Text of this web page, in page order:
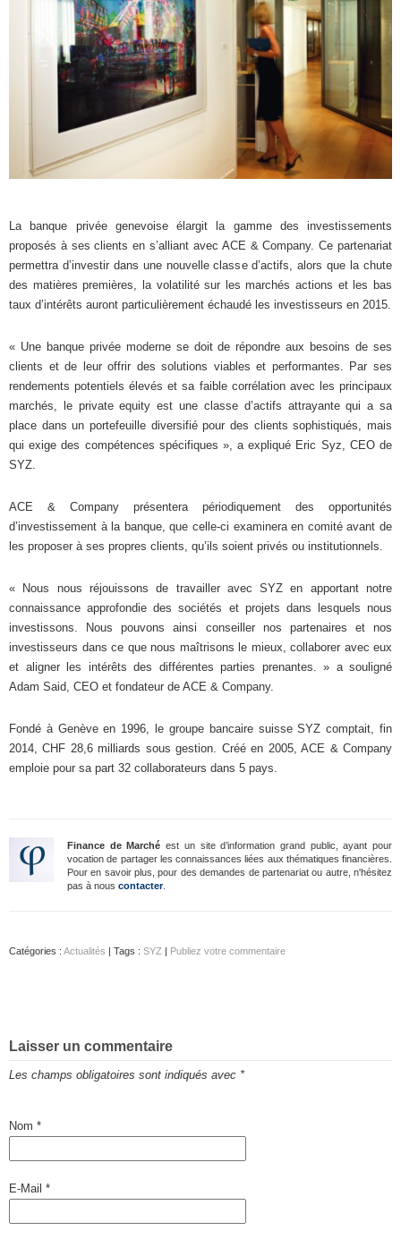
La banque privée genevoise élargit la gamme des investissements
proposés à ses clients en s’alliant avec ACE & Company. Ce partenariat
permettra d’investir dans une nouvelle classe d’actifs, alors que la chute
des matières premières, la volatilité sur les marchés actions et les bas
taux d’intérêts auront particulièrement échaudé les investisseurs en 2015.
« Une banque privée moderne se doit de répondre aux besoins de ses
clients et de leur offrir des solutions viables et performantes. Par ses
rendements potentiels élevés et sa faible corrélation avec les principaux
marchés, le private equity est une classe d’actifs attrayante qui a sa
place dans un portefeuille diversifié pour des clients sophistiqués, mais
qui exige des compétences spécifiques », a expliqué Eric Syz, CEO de
SYZ.
ACE & Company présentera périodiquement des opportunités
d’investissement à la banque, que celle-ci examinera en comité avant de
les proposer à ses propres clients, qu’ils soient privés ou institutionnels.
« Nous nous réjouissons de travailler avec SYZ en apportant notre
connaissance approfondie des sociétés et projets dans lesquels nous
investissons. Nous pouvons ainsi conseiller nos partenaires et nos
investisseurs dans ce que nous maîtrisons le mieux, collaborer avec eux
et aligner les intérêts des différentes parties prenantes. » a souligné
Adam Said, CEO et fondateur de ACE & Company.
Fondé à Genève en 1996, le groupe bancaire suisse SYZ comptait, fin
2014, CHF 28,6 milliards sous gestion. Créé en 2005, ACE & Company
emploie pour sa part 32 collaborateurs dans 5 pays.
Finance de Marché est un site d’information grand public, ayant pour
vocation de partager les connaissances liées aux thématiques financières.
Pour en savoir plus, pour des demandes de partenariat ou autre, n'hésitez
pas à nous contacter.
Catégories : Actualités | Tags : SYZ | Publiez votre commentaire
Laisser un commentaire
Les champs obligatoires sont indiqués avec *
Nom *
E-Mail *